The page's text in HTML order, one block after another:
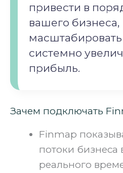
привести в
вашего бизнеса,
масштабировать
системно
прибыль.
Зачем подключать
Finmap
потоки бизнеса
реального